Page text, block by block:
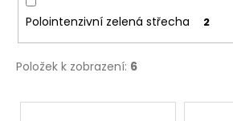
Polointenzivní zelená střecha 2
Položek k zobrazení: 6
V
G,
X
50
M
558